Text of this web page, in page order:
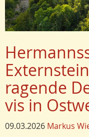
ragende
vis in
09.03.2026 Markus